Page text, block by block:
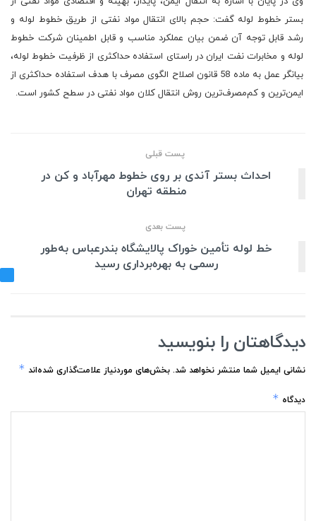
بستر خطوط لوله گفت: حجم بالای انتقال مواد نفتی از طریق خطوط لوله و
رشد قابل توجه آن ضمن بیان عملکرد مناسب و قابل اطمینان شرکت خطوط
لوله و مخابرات نفت ایران در راستای استفاده حداکثری از ظرفیت خطوط لوله،
بیانگر عمل به ماده 58 قانون اصلاح الگوی مصرف با هدف استفاده حداکثری از
ایمن‌ترین و کم‌مصرف‌ترین روش انتقال کلان مواد نفتی در سطح کشور است.
پست قبلی
احداث بستر آندی بر روی خطوط مهرآباد و کن در
منطقه تهران
پست بعدی
خط لوله تأمین خوراک پالایشگاه بندرعباس‌ به‌طور
رسمی به بهره‌برداری رسید
دیدگاهتان را بنویسید
نشانی ایمیل شما منتشر نخواهد شد. بخش‌های موردنیاز علامت‌گذاری شده‌اند *
دیدگاه *